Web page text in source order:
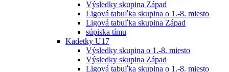
Výsledky skupina Západ
Ligová tabuľka skupina o 1.-8. miesto
Ligová tabuľka skupina Západ
súpiska tímu
Kadetky U17
Výsledky skupina o 1.-8. miesto
Výsledky skupina Západ
Ligová tabuľka skupina o 1.-8. miesto